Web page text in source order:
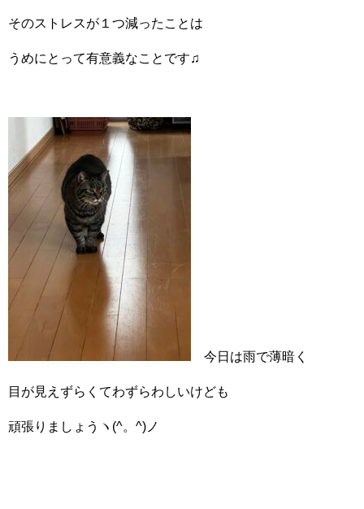
そのストレスが１つ減ったことは
うめにとって有意義なことです♫
今日は雨で薄暗く
目が見えずらくてわずらわしいけども
頑張りましょうヽ(^。^)ノ